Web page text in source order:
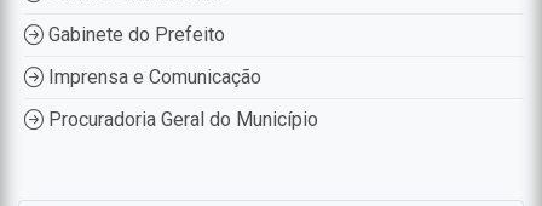
Gabinete do Prefeito
Imprensa e Comunicação
Procuradoria Geral do Município